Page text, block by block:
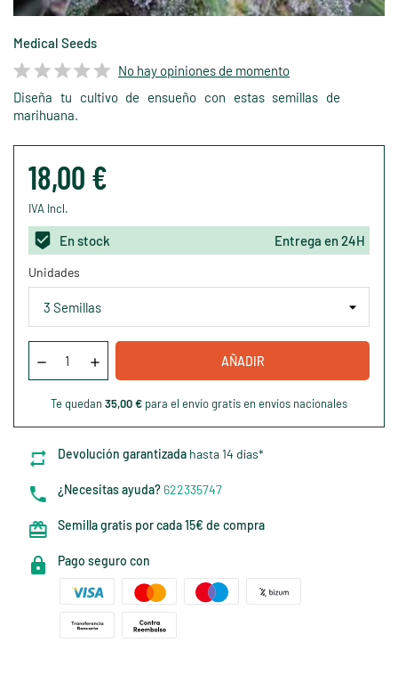
Medical Seeds
No hay opiniones de momento
Diseña tu cultivo de ensueño con estas semillas de
marihuana.
18,00 €
IVA Incl.
En stock Entrega en 24H
Unidades
AÑADIR
Te quedan 35,00 € para el envío gratis en envíos nacionales
Devolución garantizada hasta 14 días*
¿Necesitas ayuda?622335747
Semilla gratis por cada 15€ de compra
Pago seguro con